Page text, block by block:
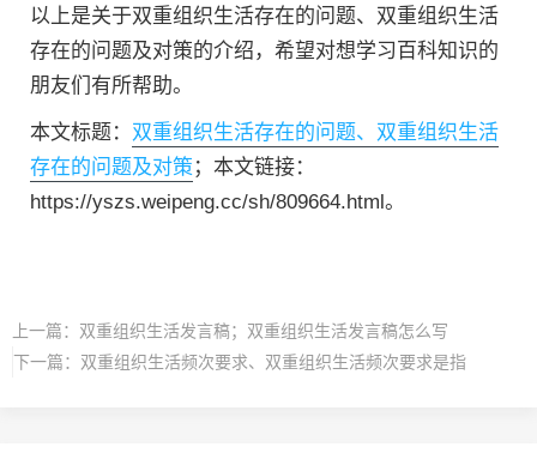
以上是关于双重组织生活存在的问题、双重组织生活
存在的问题及对策的介绍，希望对想学习百科知识的
朋友们有所帮助。
本文标题： 双重组织生活存在的问题、双重组织生活
存在的问题及对策 ；本文链接：
https://yszs.weipeng.cc/sh/809664.html。
上一篇： 双重组织生活发言稿；双重组织生活发言稿怎么写
下一篇： 双重组织生活频次要求、双重组织生活频次要求是指